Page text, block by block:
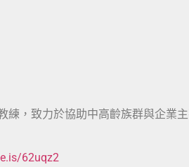
練，致力於協助中高齡族群與企業
62uqz2